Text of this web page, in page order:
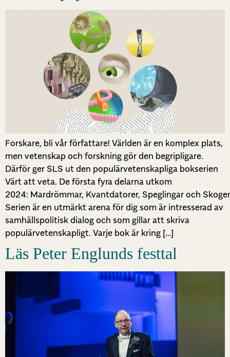
Forskare, bli vår författare! Världen är en komplex plats,
men vetenskap och forskning gör den begripligare.
Därför ger SLS ut den populärvetenskapliga bokserien
Värt att veta. De första fyra delarna utkom
2024: Mardrömmar, Kvantdatorer, Speglingar och
Serien är en utmärkt arena för dig som är intresserad av
samhällspolitisk dialog och som gillar att skriva
populärvetenskapligt. Varje bok är kring […]
Läs Peter Englunds festtal